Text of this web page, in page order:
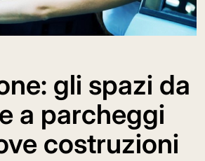
gli spazi da
a parcheggi
costruzioni